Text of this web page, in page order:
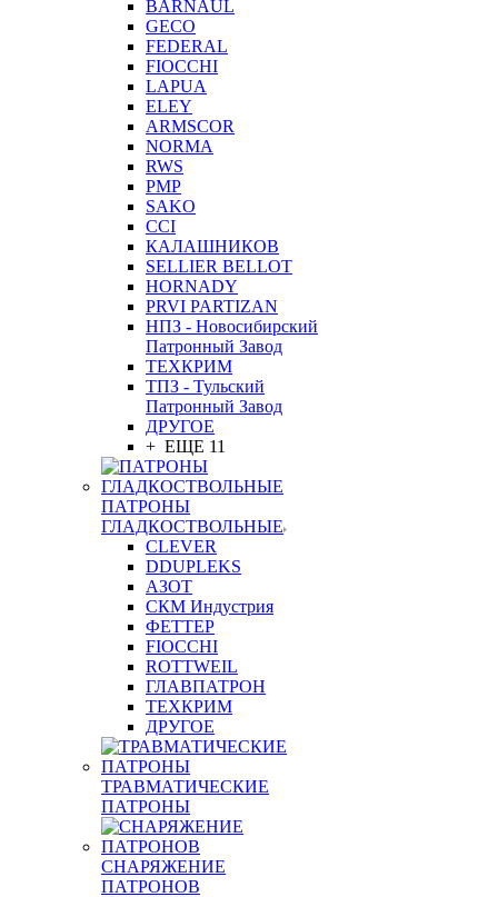
BARNAUL
GEСO
FEDERAL
FIOCCHI
LAPUA
ELEY
ARMSCOR
NORMA
RWS
PMP
SAKO
CCI
КАЛАШНИКОВ
SELLIER BELLOT
HORNADY
PRVI PARTIZAN
НПЗ - Новосибирский
Патронный Завод
ТЕХКРИМ
ТПЗ - Тульский
Патронный Завод
ДРУГОЕ
+ ЕЩЕ 11
ПАТРОНЫ
ГЛАДКОСТВОЛЬНЫЕ
CLEVER
DDUPLEKS
АЗОТ
СКМ Индустрия
ФЕТТЕР
FIOCCHI
ROTTWEIL
ГЛАВПАТРОН
ТЕХКРИМ
ДРУГОЕ
ТРАВМАТИЧЕСКИЕ
ПАТРОНЫ
СНАРЯЖЕНИЕ
ПАТРОНОВ